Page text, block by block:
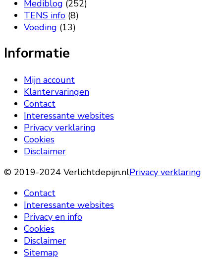
Mediblog (252)
TENS info (8)
Voeding (13)
Informatie
Mijn account
Klantervaringen
Contact
Interessante websites
Privacy verklaring
Cookies
Disclaimer
© 2019-2024 Verlichtdepijn.nlPrivacy verklaring
Contact
Interessante websites
Privacy en info
Cookies
Disclaimer
Sitemap